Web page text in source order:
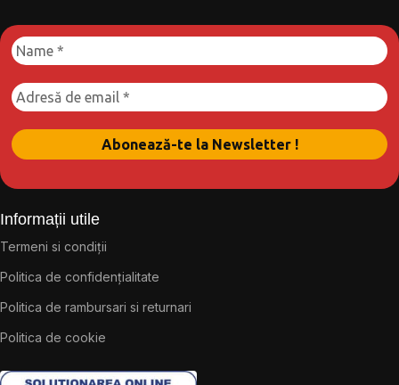
Informații utile
Termeni si condiții
Politica de confidențialitate
Politica de rambursari si returnari
Politica de cookie